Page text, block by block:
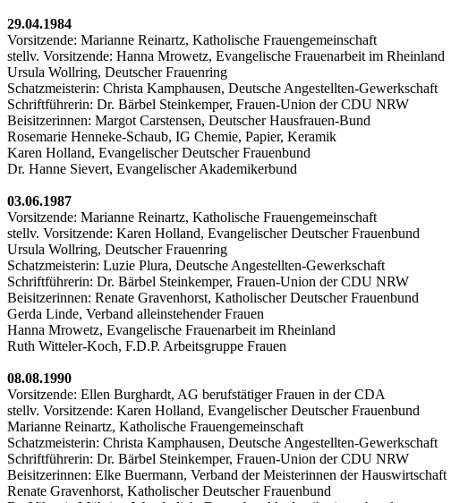
29.04.1984
Vorsitzende: Marianne Reinartz, Katholische Frauengemeinschaft
stellv. Vorsitzende: Hanna Mrowetz, Evangelische Frauenarbeit im Rheinland
Ursula Wollring, Deutscher Frauenring
Schatzmeisterin: Christa Kamphausen, Deutsche Angestellten-Gewerkschaft
Schriftführerin: Dr. Bärbel Steinkemper, Frauen-Union der CDU NRW
Beisitzerinnen: Margot Carstensen, Deutscher Hausfrauen-Bund
Rosemarie Henneke-Schaub, IG Chemie, Papier, Keramik
Karen Holland, Evangelischer Deutscher Frauenbund
Dr. Hanne Sievert, Evangelischer Akademikerbund
03.06.1987
Vorsitzende: Marianne Reinartz, Katholische Frauengemeinschaft
stellv. Vorsitzende: Karen Holland, Evangelischer Deutscher Frauenbund
Ursula Wollring, Deutscher Frauenring
Schatzmeisterin: Luzie Plura, Deutsche Angestellten-Gewerkschaft
Schriftführerin: Dr. Bärbel Steinkemper, Frauen-Union der CDU NRW
Beisitzerinnen: Renate Gravenhorst, Katholischer Deutscher Frauenbund
Gerda Linde, Verband alleinstehender Frauen
Hanna Mrowetz, Evangelische Frauenarbeit im Rheinland
Ruth Witteler-Koch, F.D.P. Arbeitsgruppe Frauen
08.08.1990
Vorsitzende: Ellen Burghardt, AG berufstätiger Frauen in der CDA
stellv. Vorsitzende: Karen Holland, Evangelischer Deutscher Frauenbund
Marianne Reinartz, Katholische Frauengemeinschaft
Schatzmeisterin: Christa Kamphausen, Deutsche Angestellten-Gewerkschaft
Schriftführerin: Dr. Bärbel Steinkemper, Frauen-Union der CDU NRW
Beisitzerinnen: Elke Buermann, Verband der Meisterinnen der Hauswirtschaft
Renate Gravenhorst, Katholischer Deutscher Frauenbund